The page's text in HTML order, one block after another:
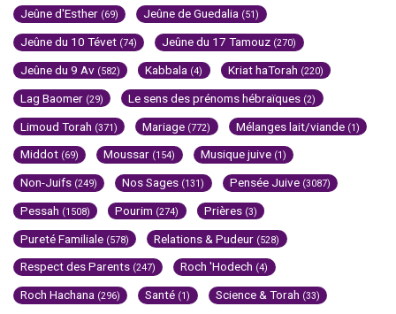
Jeûne d'Esther (69) Jeûne de Guedalia (51)
Jeûne du 10 Tévet (74) Jeûne du 17 Tamouz (270)
Jeûne du 9 Av (582) Kabbala (4) Kriat haTorah (220)
Lag Baomer (29) Le sens des prénoms hébraïques (2)
Limoud Torah (371) Mariage (772) Mélanges lait/viande (1)
Middot (69) Moussar (154) Musique juive (1)
Non-Juifs (249) Nos Sages (131) Pensée Juive (3087)
Pessah (1508) Pourim (274) Prières (3)
Pureté Familiale (578) Relations & Pudeur (528)
Respect des Parents (247) Roch 'Hodech (4)
Roch Hachana (296) Santé (1) Science & Torah (33)